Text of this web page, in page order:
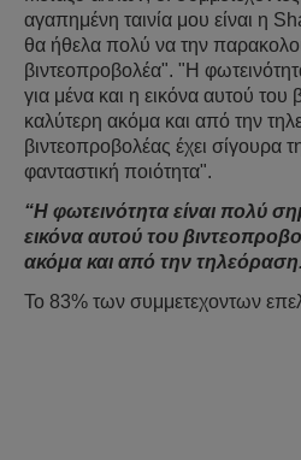
αγαπημένη ταινία μου είναι η
θα ήθελα πολύ να την
βιντεοπροβολέα". "Η
για μένα και η εικόνα αυτού του
καλύτερη ακόμα και από την
βιντεοπροβολέας έχει σίγουρα
φανταστική ποιότητα".
“Η φωτεινότητα είναι πολύ
εικόνα αυτού του
ακόμα και από την
Το 83% των συμμετεχοντων